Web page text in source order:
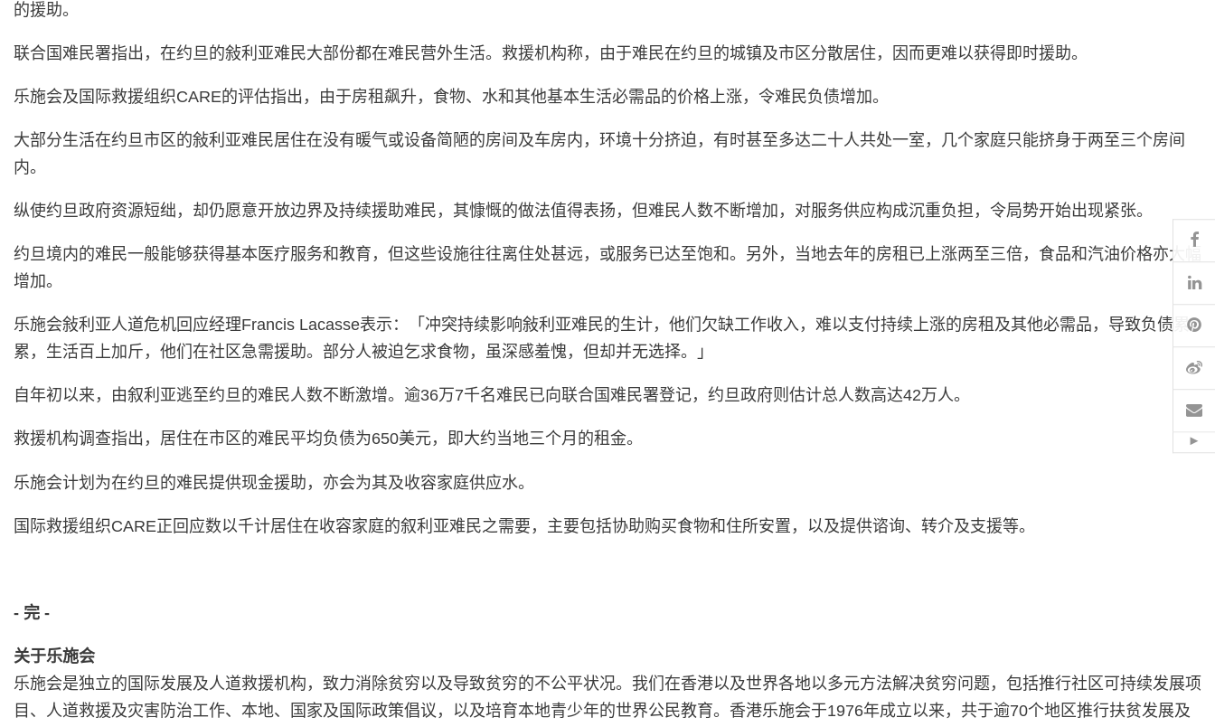
的援助。
联合国难民署指出，在约旦的敍利亚难民大部份都在难民营外生活。救援机构称，由于难民在约旦的城镇及市区分散居住，因而更难以获得即时援助。
乐施会及国际救援组织CARE的评估指出，由于房租飙升，食物、水和其他基本生活必需品的价格上涨，令难民负债增加。
大部分生活在约旦市区的敍利亚难民居住在没有暖气或设备简陋的房间及车房内，环境十分挤迫，有时甚至多达二十人共处一室，几个家庭只能挤身于两至三个房间
内。
纵使约旦政府资源短绌，却仍愿意开放边界及持续援助难民，其慷慨的做法值得表扬，但难民人数不断增加，对服务供应构成沉重负担，令局势开始出现紧张。
约旦境内的难民一般能够获得基本医疗服务和教育，但这些设施往往离住处甚远，或服务已达至饱和。另外，当地去年的房租已上涨两至三倍，食品和汽油价格亦大幅
增加。
乐施会敍利亚人道危机回应经理Francis Lacasse表示：「冲突持续影响敍利亚难民的生计，他们欠缺工作收入，难以支付持续上涨的房租及其他必需品，导致负债累
累，生活百上加斤，他们在社区急需援助。部分人被迫乞求食物，虽深感羞愧，但却并无选择。」
自年初以来，由叙利亚逃至约旦的难民人数不断激增。逾36万7千名难民已向联合国难民署登记，约旦政府则估计总人数高达42万人。
救援机构调查指出，居住在市区的难民平均负债为650美元，即大约当地三个月的租金。
乐施会计划为在约旦的难民提供现金援助，亦会为其及收容家庭供应水。
国际救援组织CARE正回应数以千计居住在收容家庭的叙利亚难民之需要，主要包括协助购买食物和住所安置，以及提供谘询、转介及支援等。
- 完 -
关于乐施会
乐施会是独立的国际发展及人道救援机构，致力消除贫穷以及导致贫穷的不公平状况。我们在香港以及世界各地以多元方法解决贫穷问题，包括推行社区可持续发展项
目、人道救援及灾害防治工作、本地、国家及国际政策倡议，以及培育本地青少年的世界公民教育。香港乐施会于1976年成立以来，共于逾70个地区推行扶贫发展及